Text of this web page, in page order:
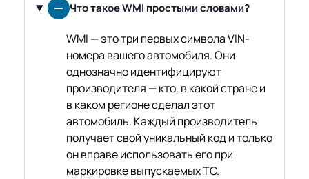
Что такое WMI простыми словами?
WMI — это три первых символа VIN-
номера вашего автомобиля. Они
однозначно идентифицируют
производителя — кто, в какой стране и
в каком регионе сделал этот
автомобиль. Каждый производитель
получает свой уникальный код и только
он вправе использовать его при
маркировке выпускаемых ТС.